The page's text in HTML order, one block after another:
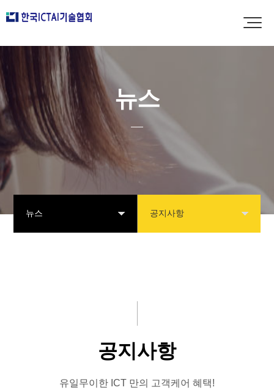
뉴스
뉴스 공지사항
공지사항
유일무이한 ICT 만의 고객케어 혜택!